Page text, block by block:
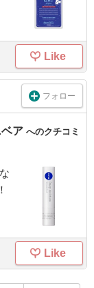
Like
フォロー
ア へのクチコミ
Like